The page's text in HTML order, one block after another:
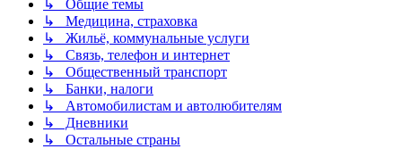
↳ Общие темы
↳ Медицина, страховка
↳ Жильё, коммунальные услуги
↳ Связь, телефон и интернет
↳ Общественный транспорт
↳ Банки, налоги
↳ Автомобилистам и автолюбителям
↳ Дневники
↳ Остальные страны